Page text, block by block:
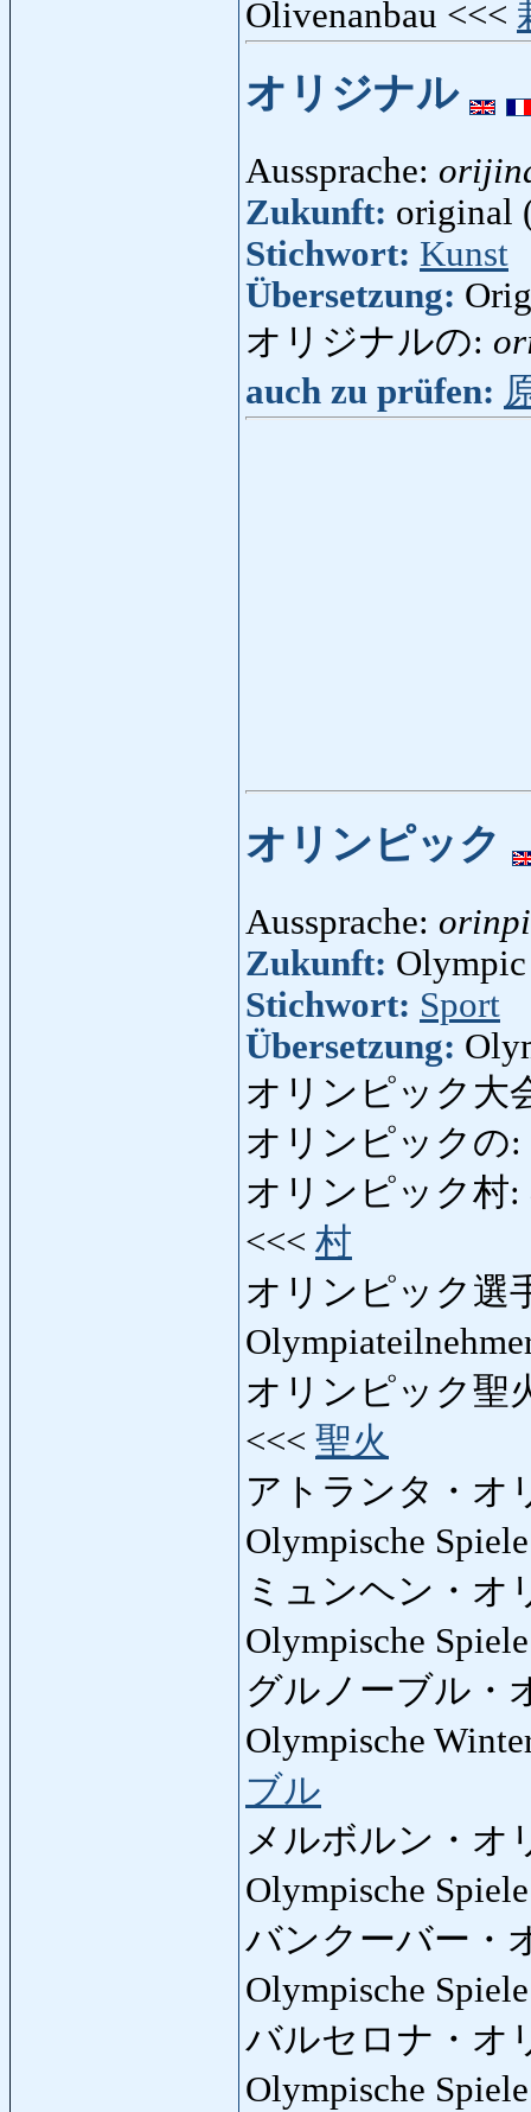
Olivenanbau <<<
オリジナル
Aussprache:
Zukunft: original
Stichwort: Kunst
Übersetzung:
オリジナルの:
auch zu prüfen:
オリンピック
Aussprache:
Zukunft:
Stichwort: Sport
Übersetzung:
オリンピック大
オリンピックの:
オリンピック村:
<<< 村
オリンピック選
オリンピック聖
<<< 聖火
アトランタ・オ
Olympische
ミュンヘン・
Olympische
グルノーブル・
Olympische
ブル
メルボルン・オ
Olympische
バンクーバー・
Olympische
バルセロナ・オ
Olympische